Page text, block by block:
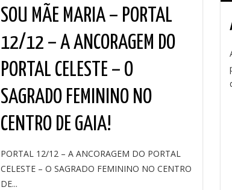
SOU MÃE MARIA – PORTAL
12/12 – A ANCORAGEM DO
PORTAL CELESTE – O
SAGRADO FEMININO NO
CENTRO DE GAIA!
PORTAL 12/12 – A ANCORAGEM DO PORTAL
CELESTE – O SAGRADO FEMININO NO CENTRO
DE...